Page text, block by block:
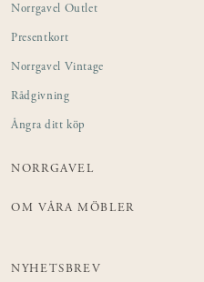
Norrgavel Outlet
Presentkort
Norrgavel Vintage
Rådgivning
Ångra ditt köp
NORRGAVEL
OM VÅRA MÖBLER
NYHETSBREV